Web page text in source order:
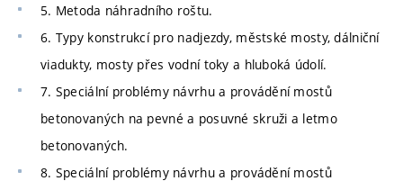
5. Metoda náhradního roštu.
6. Typy konstrukcí pro nadjezdy, městské mosty, dálniční
viadukty, mosty přes vodní toky a hluboká údolí.
7. Speciální problémy návrhu a provádění mostů
betonovaných na pevné a posuvné skruži a letmo
betonovaných.
8. Speciální problémy návrhu a provádění mostů